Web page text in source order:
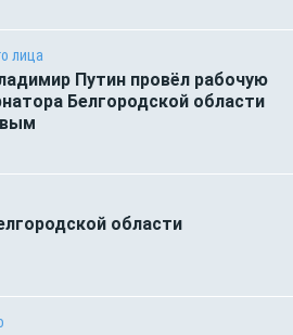
лица
Путин провёл рабочую
Белгородской области
области